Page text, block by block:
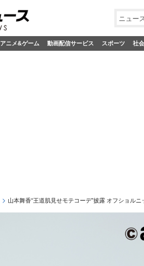
ニュー
アニメ&ゲーム 動画配信サービス スポーツ 社
山本舞香“王道肌見せモテコーデ”披露 オフショル